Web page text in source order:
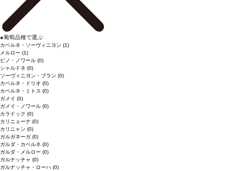
●葡萄品種で選ぶ
カベルネ・ソーヴィニヨン (1)
メルロー (1)
ピノ・ノワール (0)
シャルドネ (0)
ソーヴィニヨン・ブラン (0)
カベルネ・ドリオ (0)
カベルネ・ミトス (0)
ガメイ (0)
ガメイ・ノワール (0)
カラドック (0)
カリニェーナ (0)
カリニャン (0)
ガルガネーガ (0)
ガルダ・カベルネ (0)
ガルダ・メルロー (0)
ガルナッチャ (0)
ガルナッチャ・ローハ (0)